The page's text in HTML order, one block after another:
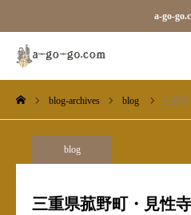
a-go-
blog-archives blog 三重
blog
三重県菰野町・見性
外字一覧